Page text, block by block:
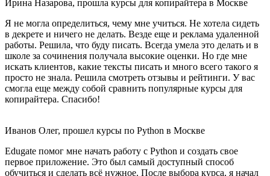
Ирина Назарова, прошла курсы для копирайтера в Москве
Я не могла определиться, чему мне учиться. Не хотела сидеть
в декрете и ничего не делать. Везде еще и реклама удаленной
работы. Решила, что буду писать. Всегда умела это делать и в
школе за сочинения получала высокие оценки. Но где мне
искать клиентов, какие тексты писать и много всего такого я
просто не знала. Решила смотреть отзывы и рейтинги. У вас
смогла еще между собой сравнить популярные курсы для
копирайтера. Спасибо!
Иванов Олег, прошел курсы по Python в Москве
Edugate помог мне начать работу с Python и создать свое
первое приложение. Это был самый доступный способ
обучиться и сделать всё нужное. После выбора курса, я начал